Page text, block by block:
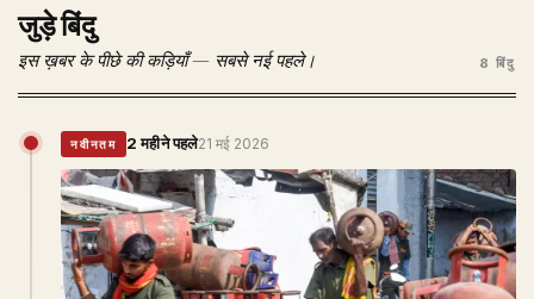
जुड़े बिंदु
इस ख़बर के पीछे की कड़ियाँ — सबसे नई पहले। 8 बिंदु
नवीनतम 2 महीने पहले21 मई 2026